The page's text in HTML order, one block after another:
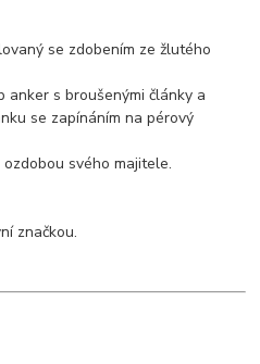
se zdobením ze žlutého
s broušenými články a
se zapínáním na pérový
svého majitele.
značkou.